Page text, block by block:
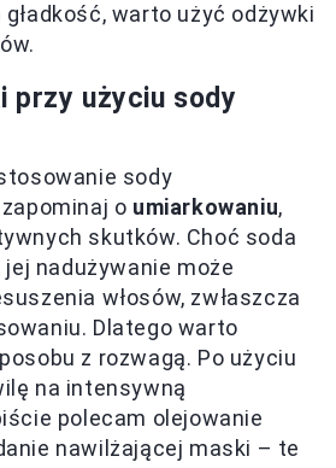
warto użyć odżywki
przy użyciu sody
sody
o umiarkowaniu,
skutków. Choć soda
jej nadużywanie może
włosów, zwłaszcza
Dlatego warto
z rozwagą. Po użyciu
na intensywną
polecam olejowanie
nawilżającej maski – te